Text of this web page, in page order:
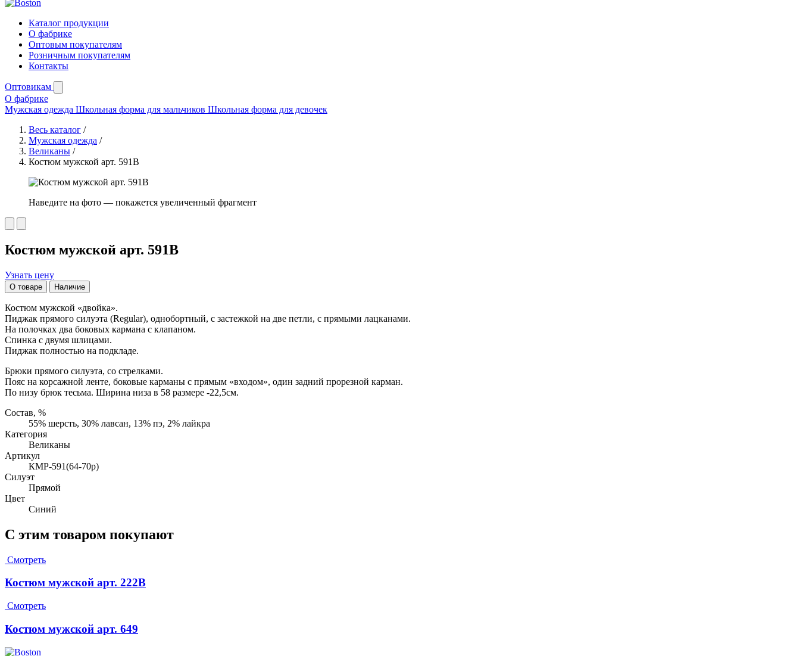
Каталог продукции
О фабрике
Оптовым покупателям
Розничным покупателям
Контакты
Оптовикам
О фабрике
Мужская одежда Школьная форма для мальчиков Школьная форма для девочек
Весь каталог /
Мужская одежда /
Великаны /
Костюм мужской арт. 591В
Наведите на фото — покажется увеличенный фрагмент
Костюм мужской арт. 591В
Узнать цену
О товаре Наличие
Костюм мужской «двойка».
Пиджак прямого силуэта (Regular), однобортный, с застежкой на две петли, с прямыми лацканами.
На полочках два боковых кармана с клапаном.
Спинка с двумя шлицами.
Пиджак полностью на подкладе.
Брюки прямого силуэта, со стрелками.
Пояс на корсажной ленте, боковые карманы с прямым «входом», один задний прорезной карман.
По низу брюк тесьма. Ширина низа в 58 размере -22,5см.
Состав, %
55% шерсть, 30% лавсан, 13% пэ, 2% лайкра
Категория
Великаны
Артикул
КМР-591(64-70р)
Силуэт
Прямой
Цвет
Синий
С этим товаром покупают
Смотреть
Костюм мужской арт. 222В
Смотреть
Костюм мужской арт. 649